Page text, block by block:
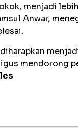
menjadi
Anwar,
mendorong
les